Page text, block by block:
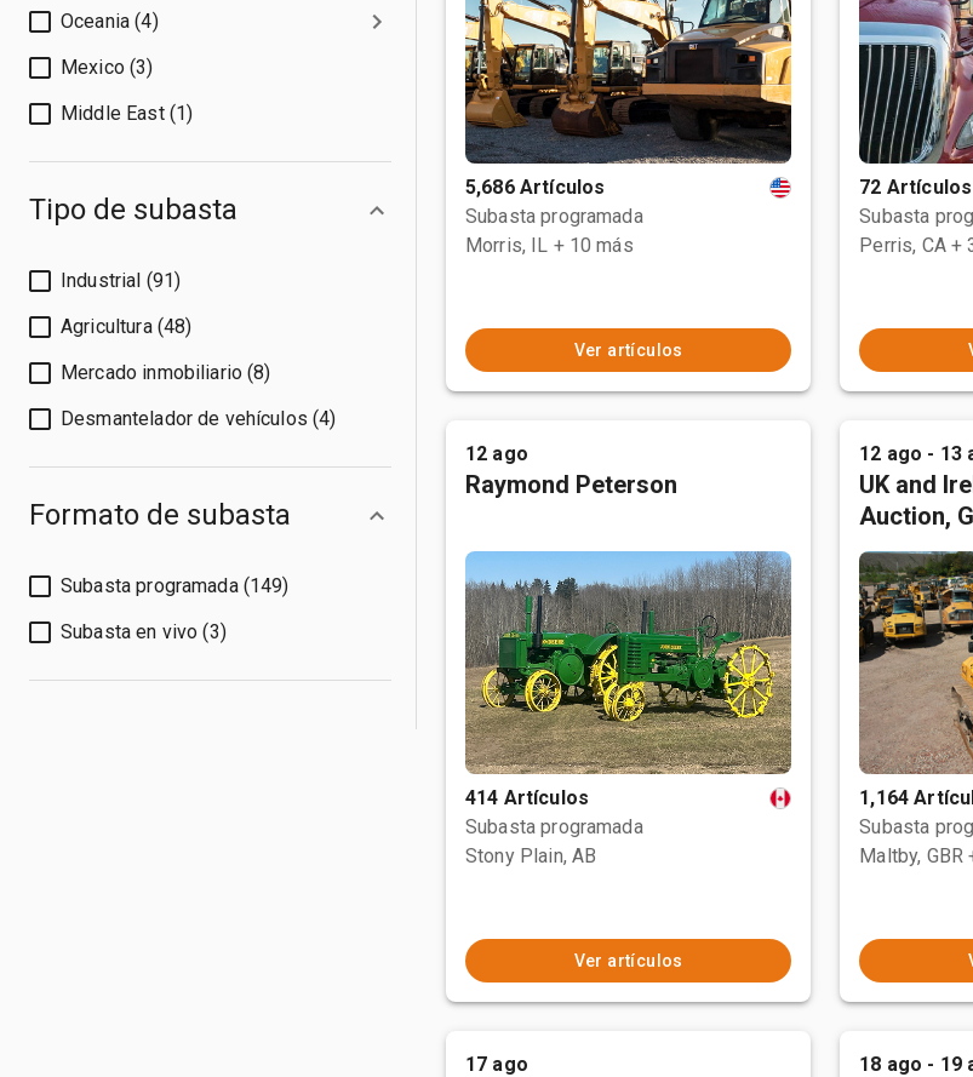
Oceania (4)
Mexico (3)
Middle East (1)
Tipo de subasta
Industrial (91)
Agricultura (48)
Mercado inmobiliario (8)
Desmantelador de vehículos (4)
Formato de subasta
Subasta programada (149)
Subasta en vivo (3)
5,686 Artículos
Subasta programada
Morris, IL + 10 más
Ver artículos
72 Artículos
Subasta
Perris, CA +
12 ago
Raymond Peterson
414 Artículos
Subasta programada
Stony Plain, AB
Ver artículos
12 ago - 13
UK and
Auction,
1,164
Subasta
Maltby, GBR
17 ago 18 ago - 19